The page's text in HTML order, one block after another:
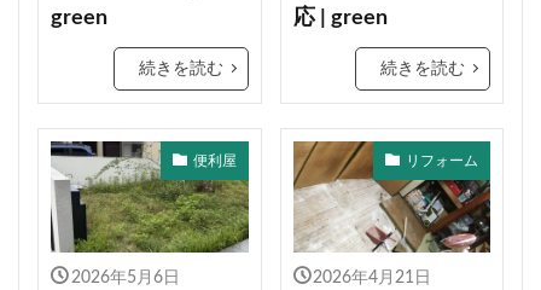
green
続きを読む
応 | green
続きを読む
便利屋
2026年5月6日
リフォーム
2026年4月21日